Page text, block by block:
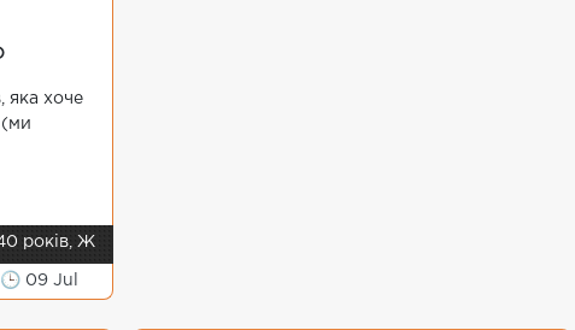
яка хоче
(ми
років, Ж
🕒 09 Jul